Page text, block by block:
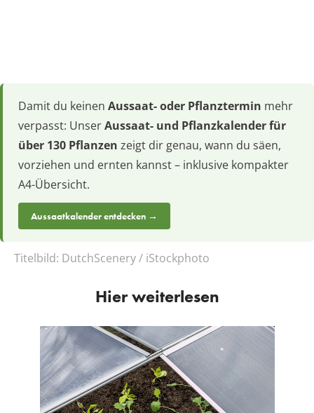
Damit du keinen Aussaat- oder Pflanztermin mehr
verpasst: UnserAussaat- und Pflanzkalender für
über 130 Pflanzen zeigt dir genau, wann du säen,
vorziehen und ernten kannst – inklusive kompakter
A4-Übersicht.
Aussaatkalender entdecken →
Titelbild: DutchScenery / iStockphoto
Hier weiterlesen